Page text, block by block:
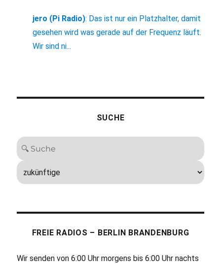
jero (Pi Radio): Das ist nur ein Platzhalter, damit
gesehen wird was gerade auf der Frequenz läuft.
Wir sind ni...
SUCHE
FREIE RADIOS – BERLIN BRANDENBURG
Wir senden von 6:00 Uhr morgens bis 6:00 Uhr nachts